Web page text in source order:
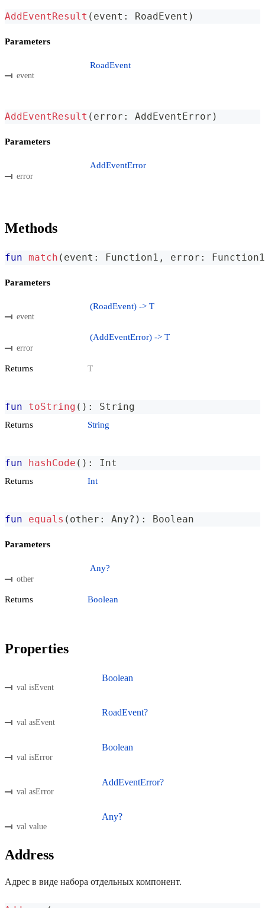
AddEventResult ( event : RoadEvent )
Parameters
event
RoadEvent
AddEventResult ( error : AddEventError )
Parameters
error
AddEventError
Methods
fun match ( event : Function1 , error : Function1
Parameters
event
(RoadEvent) -> T
error
(AddEventError) -> T
Returns T
fun toString ( ) : String
Returns String
fun hashCode ( ) : Int
Returns Int
fun equals ( other : Any? ) : Boolean
Parameters
other
Any?
Returns Boolean
Properties
val isEvent
Boolean
val asEvent
RoadEvent?
val isError
Boolean
val asError
AddEventError?
val value
Any?
Address
Адрес в виде набора отдельных компонент.